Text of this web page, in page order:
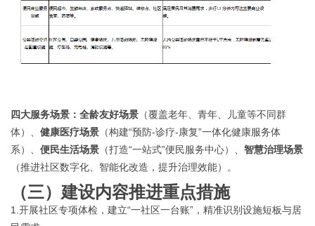
四大服务场景： 全龄友好场景 （覆盖老年、青年、儿童等不同群
体）、 健康医疗场景 （构建“预防-诊疗-康复”一体化健康服务体
系）、 便民生活场景 （打造“一站式”便民服务中心）、 智慧治理场景
（推进社区数字化、智能化改造，提升治理效能）。
（三） 建设内容推进重点措施
1.开展社区专项体检，建立“一社区一台账”，精准识别设施短板与居